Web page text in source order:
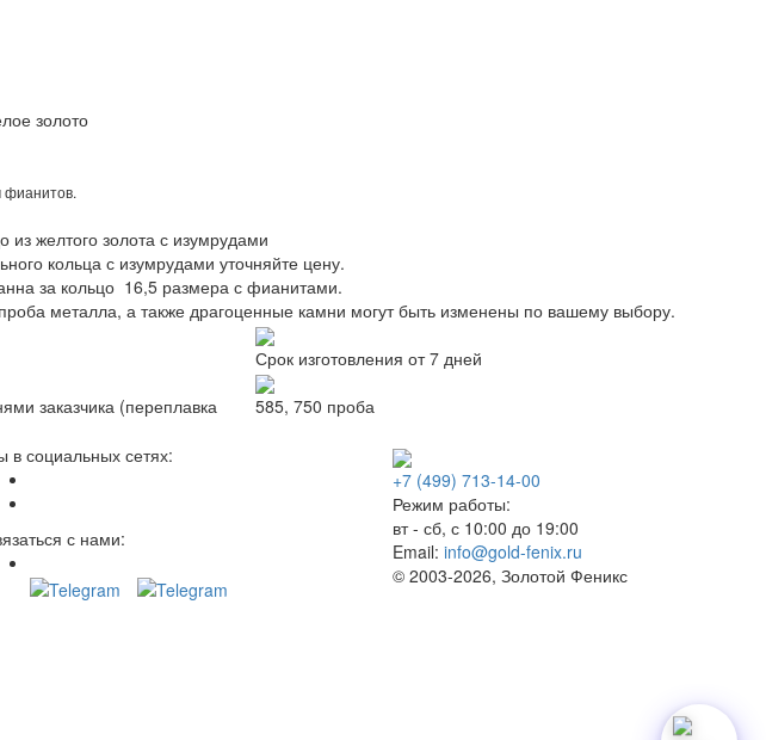
золото
фианитов.
из желтого золота с изумрудами
кольца с изумрудами уточняйте цену.
за кольцо 16,5 размера с фианитами.
металла, а также драгоценные камни могут быть изменены по вашему выбору.
Срок изготовления от 7 дней
заказчика (переплавка
585, 750 проба
в социальных сетях:
с нами:
+7 (499) 713-14-00
Режим работы:
вт - сб, с 10:00 до 19:00
Email: info@gold-fenix.ru
© 2003-2026, Золотой Феникс